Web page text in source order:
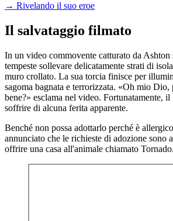
→ Rivelando il suo eroe
Il salvataggio filmato
In un video commovente catturato da
tempeste sollevare delicatamente strati di
muro crollato. La sua torcia finisce per
sagoma bagnata e terrorizzata. «Oh mio Dio,
bene?» esclama nel video. Fortunatamente,
soffrire di alcuna ferita apparente.
Benché non possa adottarlo perché è
annunciato che le richieste di adozione sono
offrire una casa all'animale chiamato Tornado.